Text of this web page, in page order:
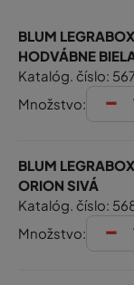
BLUM
HODVÁBNE
Katalóg. číslo:
Množstvo:
-
BLUM
ORION SIVÁ
Katalóg. číslo:
Množstvo:
-